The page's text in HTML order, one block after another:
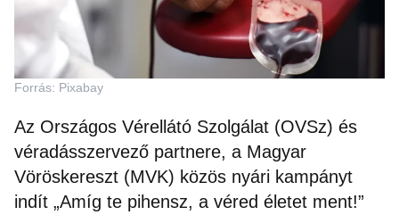
Forrás: Pixabay
Az Országos Vérellátó Szolgálat (OVSz) és
véradásszervező partnere, a Magyar
Vöröskereszt (MVK) közös nyári kampányt
indít „Amíg te pihensz, a véred életet ment!”